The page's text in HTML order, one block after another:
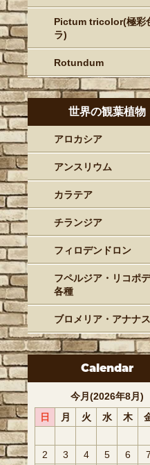
Pictum tricolor(極彩
ラ)
Rotundum
世界の観葉植物
アロカシア
アンスリウム
カラテア
チランジア
フィロデンドロン
フペルジア・リコポ
各種
ブロメリア・アナナ
Calendar
今月(2026年8月)
日
月 火 水 木
2
3 4 5 6 7